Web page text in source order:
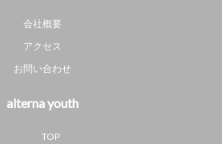
会社概要
アクセス
お問い合わせ
alterna youth
TOP